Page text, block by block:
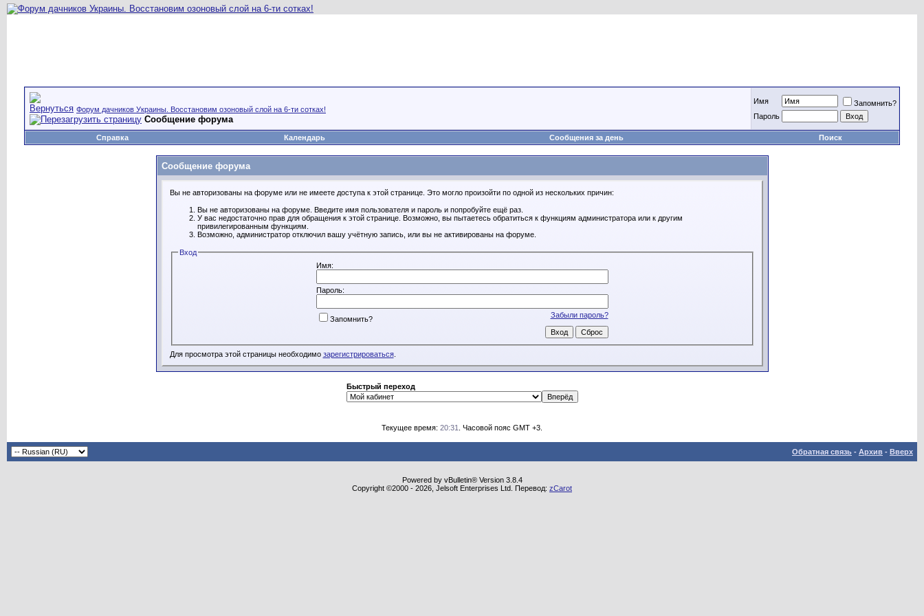
Форум дачников Украины. Восстановим озоновый слой на 6-ти сотках!
Сообщение форума
Имя
Запомнить?
Пароль
Справка Календарь Сообщения за день Поиск
Сообщение форума
Вы не авторизованы на форуме или не имеете доступа к этой странице. Это могло произойти по одной из нескольких причин:
Вы не авторизованы на форуме. Введите имя пользователя и пароль и попробуйте ещё раз.
У вас недостаточно прав для обращения к этой странице. Возможно, вы пытаетесь обратиться к функциям администратора или к другим
привилегированным функциям.
Возможно, администратор отключил вашу учётную запись, или вы не активированы на форуме.
Вход
Имя:
Пароль:
Забыли пароль?
Запомнить?
Для просмотра этой страницы необходимо зарегистрироваться.
Быстрый переход
Текущее время: 20:31 . Часовой пояс GMT +3.
Обратная связь - Архив - Вверх
Powered by vBulletin® Version 3.8.4
Copyright ©2000 - 2026, Jelsoft Enterprises Ltd. Перевод: zCarot